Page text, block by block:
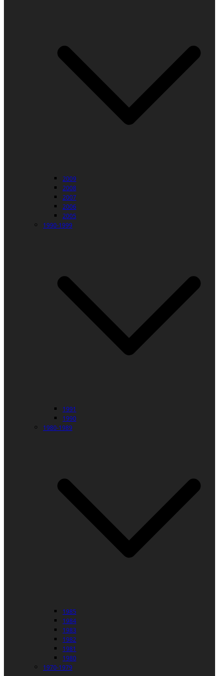
2009
2008
2007
2006
2005
1990-1999
1991
1990
1980-1989
1985
1984
1983
1982
1981
1980
1970-1979